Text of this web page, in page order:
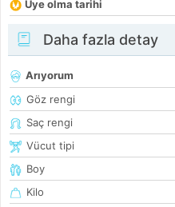
Üye olma tarihi
Daha fazla detay
Arıyorum
Göz rengi
Saç rengi
Vücut tipi
Boy
Kilo